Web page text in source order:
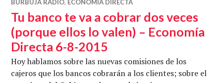
BURBUJA RADIO, ECONOMÍA DIRECTA
Tu banco te va a cobrar dos veces
(porque ellos lo valen) – Economía
Directa 6-8-2015
Hoy hablamos sobre las nuevas comisiones de los
cajeros que los bancos cobrarán a los clientes; sobre el